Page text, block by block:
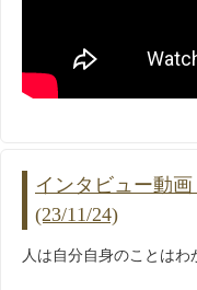
インタビュー動画
(23/11/24)
人は自分自身のことはわ